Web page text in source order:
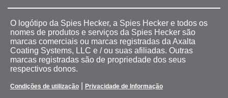
O logótipo da Spies Hecker, a Spies Hecker e todos os
nomes de produtos e serviços da Spies Hecker são
marcas comerciais ou marcas registradas da Axalta
Coating Systems, LLC e / ou suas afiliadas. Outras
marcas registradas são de propriedade dos seus
respectivos donos.
Condições de utilização Privacidade de Informação